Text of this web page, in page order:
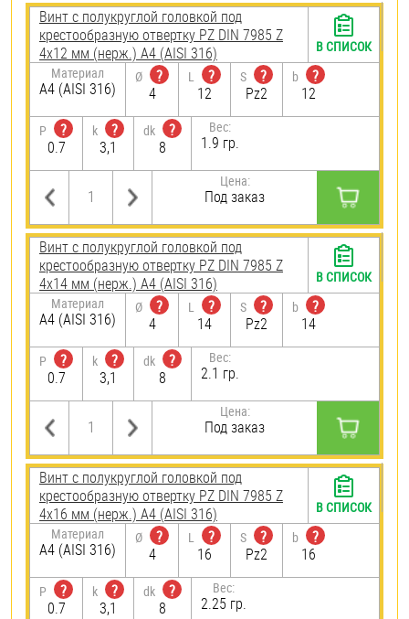
Винт с полукруглой головкой под
крестообразную отвертку PZ DIN 7985 Z
4х12 мм (нерж.) A4 (AISI 316)
Материал
A4 (AISI 316)
Ø
?
4
L
?
12
S
?
Pz2
b
?
12
P
?
0.7
k
?
3,1
dk
?
8
Вес:
1.9 гр.
Цена:
Под заказ
В СПИСОК
Винт с полукруглой головкой под
крестообразную отвертку PZ DIN 7985 Z
4х14 мм (нерж.) A4 (AISI 316)
Материал
A4 (AISI 316)
Ø
?
4
L
?
14
S
?
Pz2
b
?
14
P
?
0.7
k
?
3,1
dk
?
8
Вес:
2.1 гр.
Цена:
Под заказ
В СПИСОК
Винт с полукруглой головкой под
крестообразную отвертку PZ DIN 7985 Z
4х16 мм (нерж.) A4 (AISI 316)
Материал
A4 (AISI 316)
Ø
?
4
L
?
16
S
?
Pz2
b
?
16
P
?
0.7
k
?
3,1
dk
?
8
Вес:
2.25 гр.
В СПИСОК